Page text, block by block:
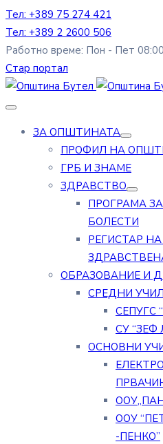
Тел: +389 75 274 421
Тел: +389 2 2600 506
Работно време: Пон - Пет
Стар портал
ЗА ОПШТИНАТА
ПРОФИЛ НА
ГРБ И ЗНАМЕ
ЗДРАВСТВО
ПРОГРАМА
БОЛЕСТИ
РЕГИСТАР
ОБРАЗОВАНИЕ И
СРЕДНИ
СЕПУГС
СУ
ОСНОВНИ
ООУ
-ПЕНКО”